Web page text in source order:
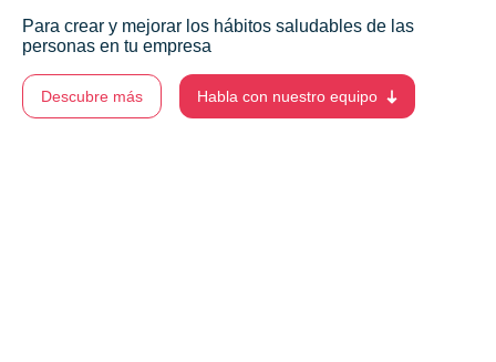
Para crear y mejorar los hábitos saludables de las
personas en tu empresa
Descubre más Habla con nuestro equipo